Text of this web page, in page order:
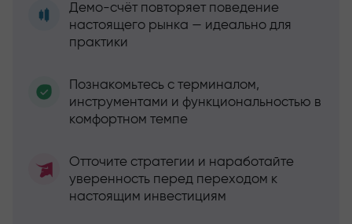
Демо-счёт повторяет поведение
настоящего рынка — идеально для
практики
Познакомьтесь с терминалом,
инструментами и функциональностью в
комфортном темпе
Отточите стратегии и наработайте
уверенность перед переходом к
настоящим инвестициям